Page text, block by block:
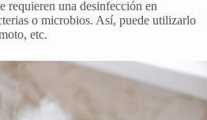
requieren una desinfección en
o microbios. Así, puede utilizarlo
etc.